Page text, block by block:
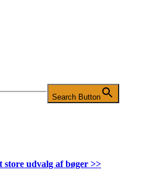
Search Button
store udvalg af bøger >>